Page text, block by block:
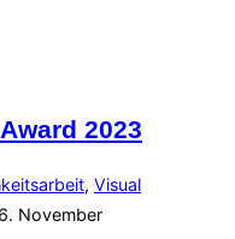
2023
, Visual
November